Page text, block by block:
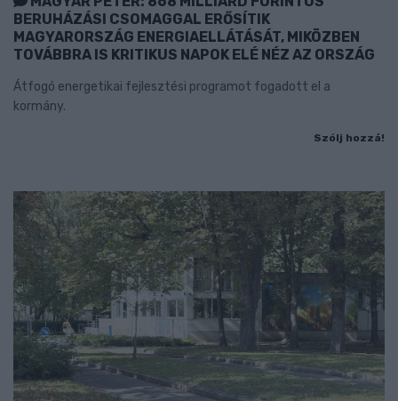
BERUHÁZÁSI CSOMAGGAL ERŐSÍTIK
MAGYARORSZÁG ENERGIAELLÁTÁSÁT, MIKÖZBEN
TOVÁBBRA IS KRITIKUS NAPOK ELÉ NÉZ AZ ORSZÁG
Átfogó energetikai fejlesztési programot fogadott el a
kormány.
Szólj hozzá!